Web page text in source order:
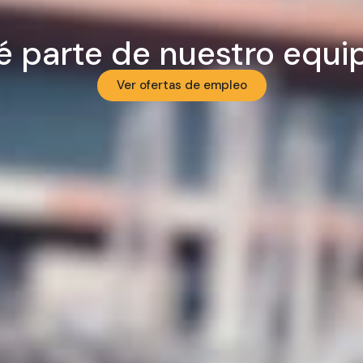
parte de nuestro
Ver ofertas de empleo